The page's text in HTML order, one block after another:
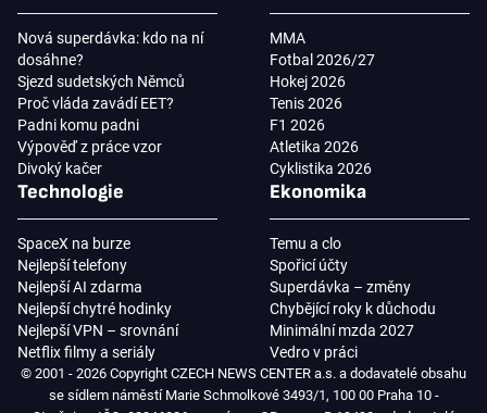
Nová superdávka: kdo na ní
dosáhne?
Sjezd sudetských Němců
Proč vláda zavádí EET?
Padni komu padni
Výpověď z práce vzor
Divoký kačer
MMA
Fotbal 2026/27
Hokej 2026
Tenis 2026
F1 2026
Atletika 2026
Cyklistika 2026
Technologie
SpaceX na burze
Nejlepší telefony
Nejlepší AI zdarma
Nejlepší chytré hodinky
Nejlepší VPN – srovnání
Netflix filmy a seriály
Ekonomika
Temu a clo
Spořicí účty
Superdávka – změny
Chybějící roky k důchodu
Minimální mzda 2027
Vedro v práci
© 2001 - 2026 Copyright CZECH NEWS CENTER a.s. a dodavatelé obsahu
se sídlem náměstí Marie Schmolkové 3493/1, 100 00 Praha 10 -